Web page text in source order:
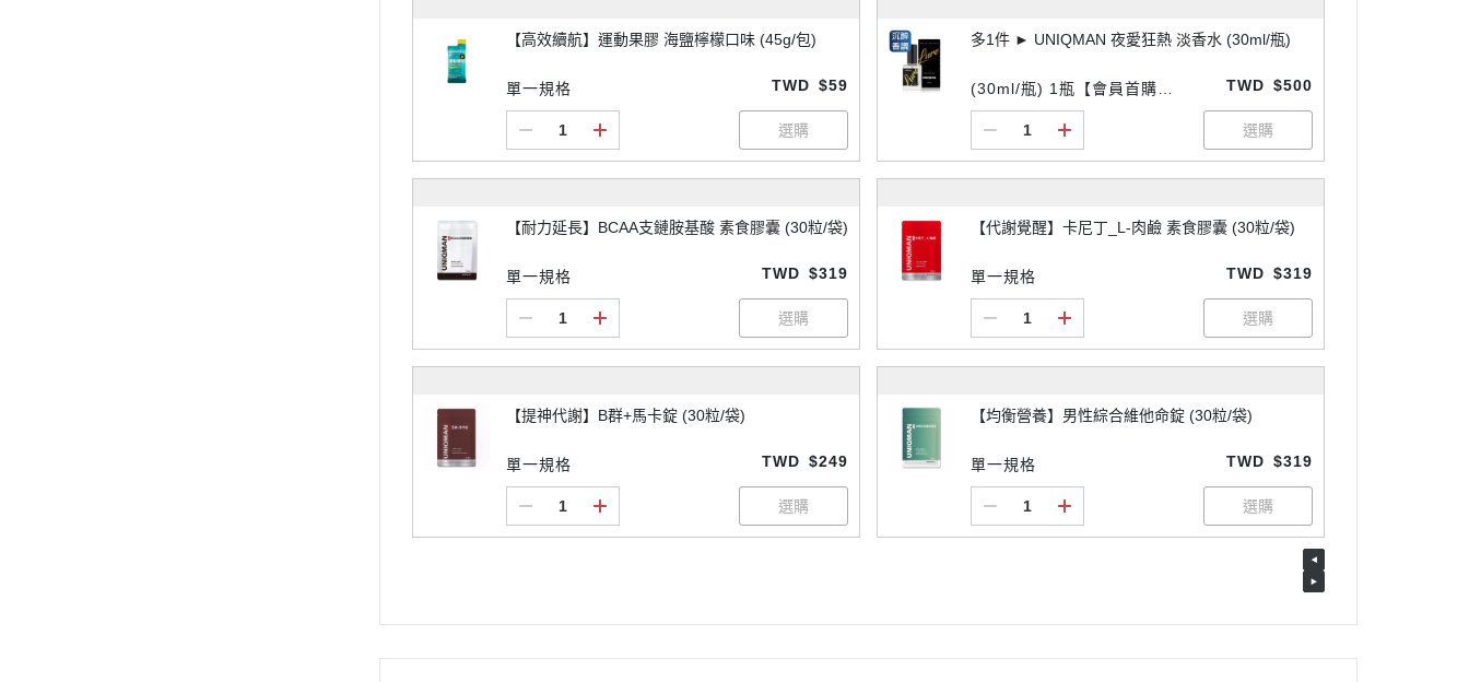
【高效續航】運動果膠 海鹽檸檬口味 (45g/包)
單一規格 TWD $59
多1件 ► UNIQMAN 夜愛狂熱 淡香水 (30ml/瓶)
(30ml/瓶) 1瓶【會員首購現
TWD $500
【耐力延長】BCAA支鏈胺基酸 素食膠囊 (30粒/袋)
單一規格 TWD $319
【代謝覺醒】卡尼丁_L-肉鹼 素食膠囊 (30粒/袋)
單一規格 TWD $319
【提神代謝】B群+馬卡錠 (30粒/袋)
單一規格 TWD $249
【均衡營養】男性綜合維他命錠 (30粒/袋)
單一規格 TWD $319